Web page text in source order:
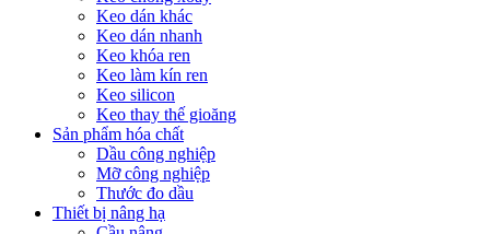
Keo dán khác
Keo dán nhanh
Keo khóa ren
Keo làm kín ren
Keo silicon
Keo thay thế gioăng
Sản phẩm hóa chất
Dầu công nghiệp
Mỡ công nghiệp
Thước đo dầu
Thiết bị nâng hạ